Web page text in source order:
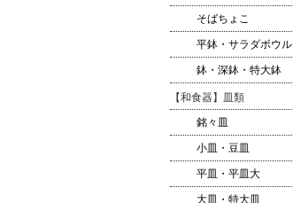
そばちょこ
平鉢・サラダボウル
鉢・深鉢・特大鉢
【和食器】皿類
銘々皿
小皿・豆皿
平皿・平皿大
大皿・特大皿